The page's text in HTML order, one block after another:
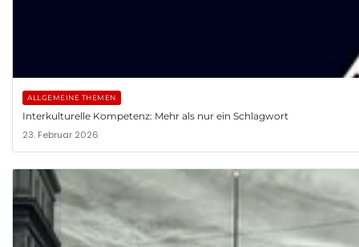
ALLGEMEINE THEMEN
Interkulturelle Kompetenz: Mehr als nur ein Schlagwort
23. Februar 2026